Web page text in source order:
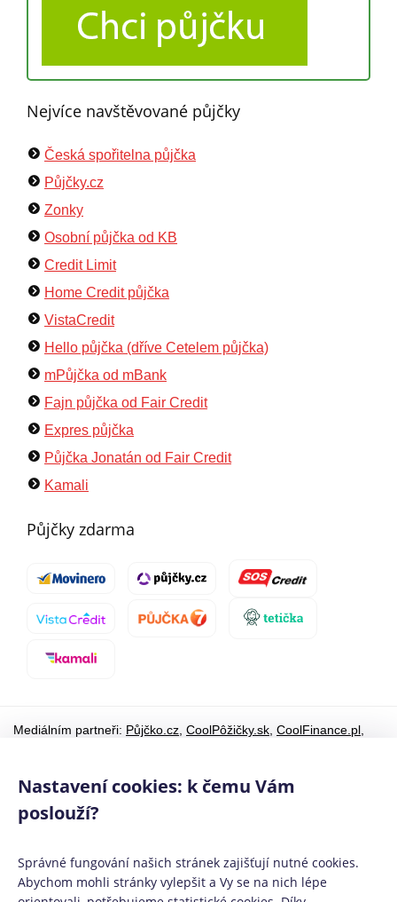
Nejvíce navštěvované půjčky
Česká spořitelna půjčka
Půjčky.cz
Zonky
Osobní půjčka od KB
Credit Limit
Home Credit půjčka
VistaCredit
Hello půjčka (dříve Cetelem půjčka)
mPůjčka od mBank
Fajn půjčka od Fair Credit
Expres půjčka
Půjčka Jonatán od Fair Credit
Kamali
Půjčky zdarma
Mediálním partneři: Půjčko.cz CoolPôžičky.sk CoolFinance.pl
©CoolPujcky.cz
- Volby 2021 jsou za námi Na jaké příspěvky
mají politické strany a hnutí po volbách nárok
Váš nezávislý odborný srovnávač půjček pro rok 2026
Provozovatel: Ve spolupráci s
Povinně zveřejňované informace|Informace o řazení produktových
Nastavení cookies: k čemu Vám
poslouží?
Správné fungování našich stránek zajišťují nutné cookies.
Abychom mohli stránky vylepšit a Vy se na nich lépe